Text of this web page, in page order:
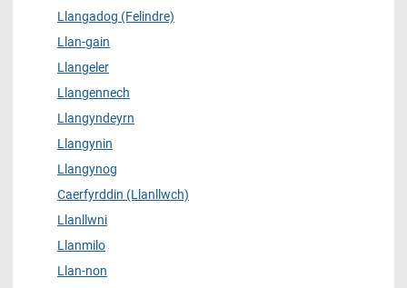
Llangadog (Felindre)
Llan-gain
Llangeler
Llangennech
Llangyndeyrn
Llangynin
Llangynog
Caerfyrddin (Llanllwch)
Llanllwni
Llanmilo
Llan-non